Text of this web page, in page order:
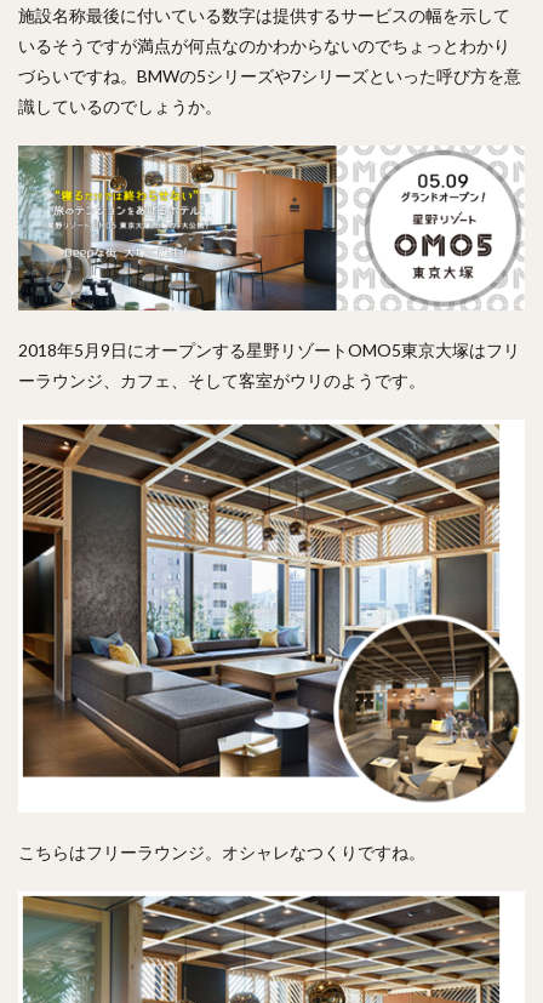
施設名称最後に付いている数字は提供するサービスの幅を示して
いるそうですが満点が何点なのかわからないのでちょっとわかり
づらいですね。BMWの5シリーズや7シリーズといった呼び方を意
識しているのでしょうか。
2018年5月9日にオープンする星野リゾートOMO5東京大塚はフリ
ーラウンジ、カフェ、そして客室がウリのようです。
こちらはフリーラウンジ。オシャレなつくりですね。